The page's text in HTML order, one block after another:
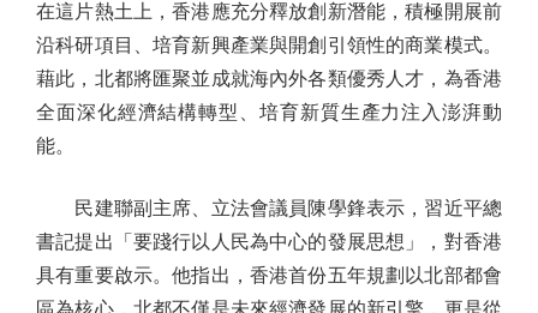
在這片熱土上，香港應充分釋放創新潛能，積極開展前
沿科研項目、培育新興產業與開創引領性的商業模式。
藉此，北都將匯聚並成就海內外各類優秀人才，為香港
全面深化經濟結構轉型、培育新質生產力注入澎湃動
能。
民建聯副主席、立法會議員陳學鋒表示，習近平總
書記提出「要踐行以人民為中心的發展思想」，對香港
具有重要啟示。他指出，香港首份五年規劃以北部都會